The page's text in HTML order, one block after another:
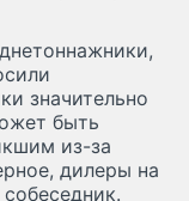
значительно
быть
из-за
дилеры на